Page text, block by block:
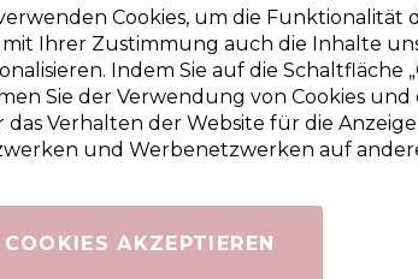
Cookies, um die Funktionalität
Ihrer Zustimmung auch die Inhalte
Indem Sie auf die Schaltfläche
Sie der Verwendung von Cookies
das Verhalten der Website für die
und Werbenetzwerken auf
COOKIES AKZEPTIEREN